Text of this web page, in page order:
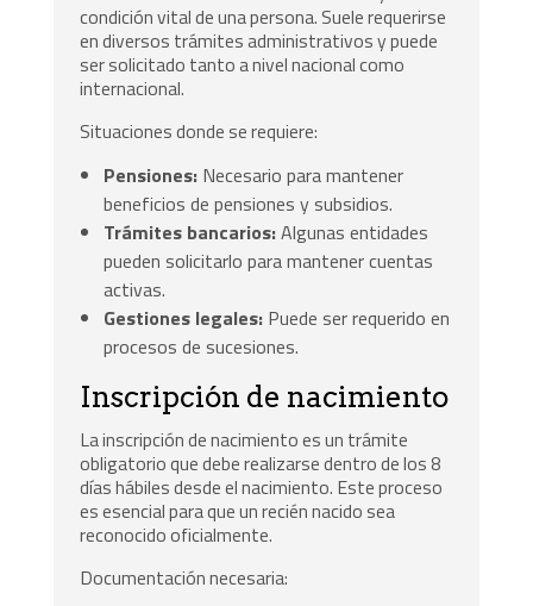
condición vital de una persona. Suele requerirse
en diversos trámites administrativos y puede
ser solicitado tanto a nivel nacional como
internacional.
Situaciones donde se requiere:
Pensiones: Necesario para mantener
beneficios de pensiones y subsidios.
Trámites bancarios:Algunas entidades
pueden solicitarlo para mantener cuentas
activas.
Gestiones legales: Puede ser requerido en
procesos de sucesiones.
Inscripción de nacimiento
La inscripción de nacimiento es un trámite
obligatorio que debe realizarse dentro de los 8
días hábiles desde el nacimiento. Este proceso
es esencial para que un recién nacido sea
reconocido oficialmente.
Documentación necesaria: